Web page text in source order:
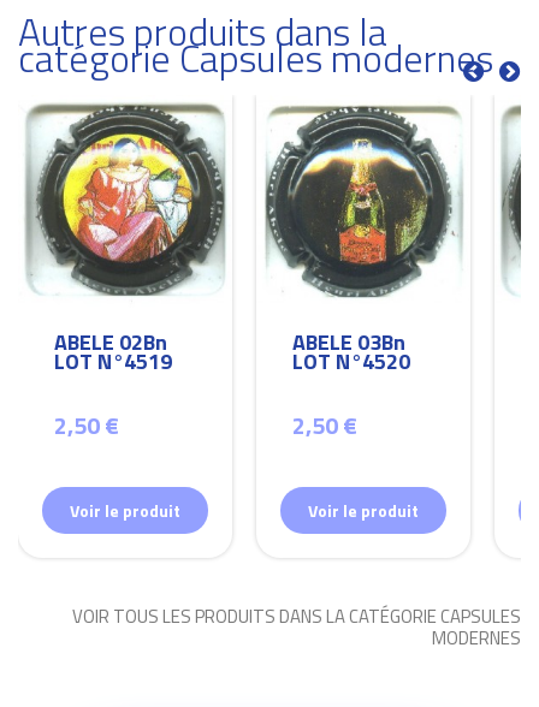
Autres produits dans la
catégorie Capsules modernes
ABELE 02Bn
LOT N°4519
2,50 €
Voir le produit
ABELE 03Bn
LOT N°4520
2,50 €
Voir le produit
VOIR TOUS LES PRODUITS DANS LA CATÉGORIE CAPSULES
MODERNES